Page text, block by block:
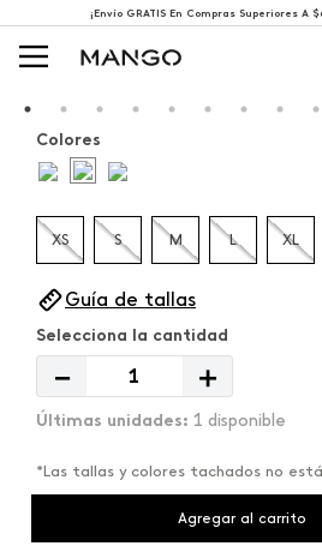
¡Envío GRATIS En Compras Superiores A
Colores
XS S M L XL
Guía de tallas
＋
－
1 disponible
*Las tallas y colores tachados no
Agregar al carrito